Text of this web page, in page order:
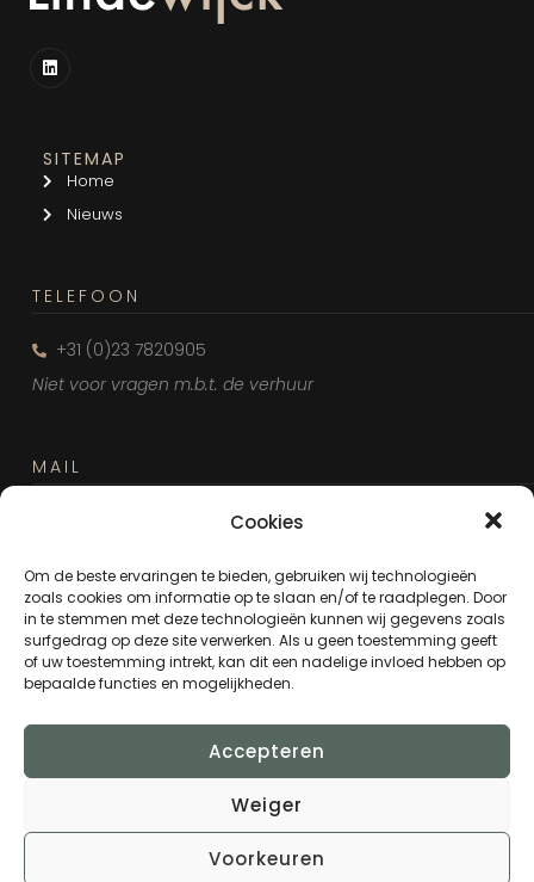
Cookies
Om de beste ervaringen te bieden, gebruiken wij technologieën
zoals cookies om informatie op te slaan en/of te raadplegen. Door
in te stemmen met deze technologieën kunnen wij gegevens zoals
surfgedrag op deze site verwerken. Als u geen toestemming geeft
of uw toestemming intrekt, kan dit een nadelige invloed hebben op
bepaalde functies en mogelijkheden.
Accepteren
Weiger
Voorkeuren
SITEMAP
Home
Nieuws
TELEFOON
+31 (0)23 7820905
Niet voor vragen m.b.t. de verhuur
MAIL
LOCATIE
Kenaupark 5
2011 MP
© 2022 Lindewijck